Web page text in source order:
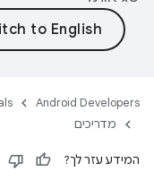
Android Developers
מדריכים
המידע עזר לך?